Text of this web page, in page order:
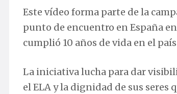
Este vídeo forma parte de la
punto de encuentro en España
cumplió 10 años de vida en el
La iniciativa lucha para dar
el ELA y la dignidad de sus seres